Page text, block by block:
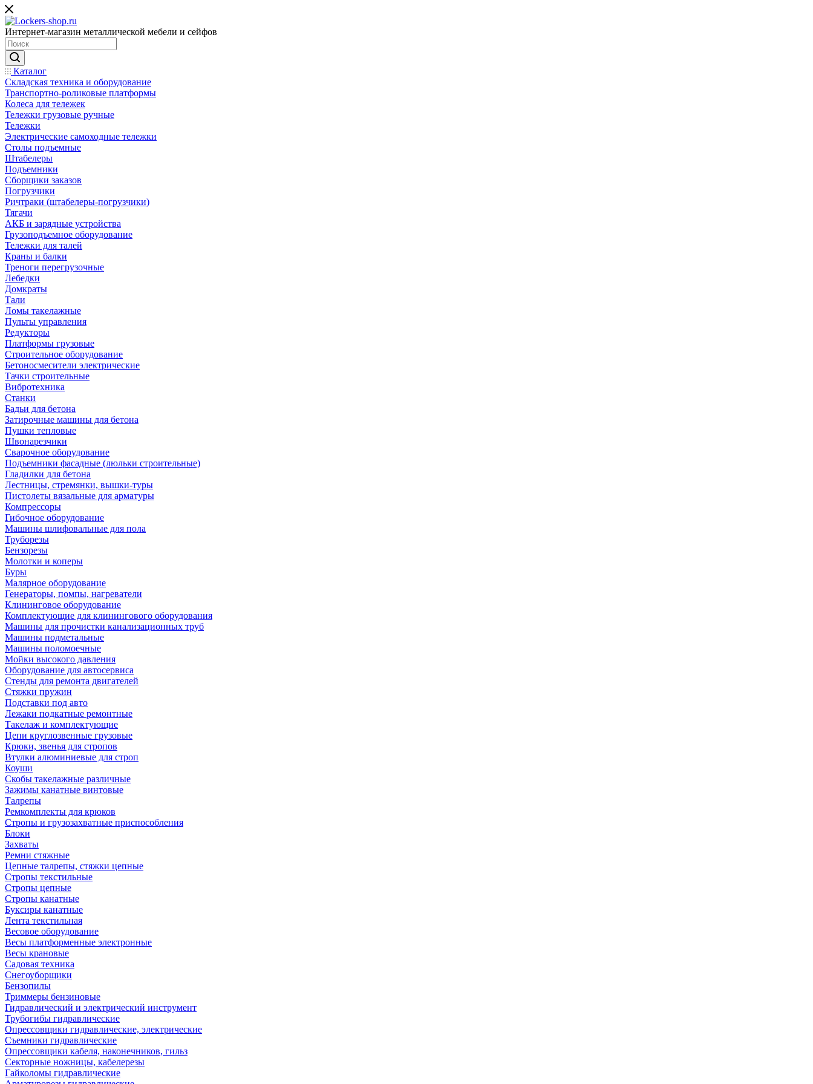
Интернет-магазин металлической мебели и сейфов
Каталог
Складская техника и оборудование
Транспортно-роликовые платформы
Колеса для тележек
Тележки грузовые ручные
Тележки
Электрические самоходные тележки
Столы подъемные
Штабелеры
Подъемники
Сборщики заказов
Погрузчики
Ричтраки (штабелеры-погрузчики)
Тягачи
АКБ и зарядные устройства
Грузоподъемное оборудование
Тележки для талей
Краны и балки
Треноги перегрузочные
Лебедки
Домкраты
Тали
Ломы такелажные
Пульты управления
Редукторы
Платформы грузовые
Строительное оборудование
Бетоносмесители электрические
Тачки строительные
Вибротехника
Станки
Бадьи для бетона
Затирочные машины для бетона
Пушки тепловые
Швонарезчики
Сварочное оборудование
Подъемники фасадные (люльки строительные)
Гладилки для бетона
Лестницы, стремянки, вышки-туры
Пистолеты вязальные для арматуры
Компрессоры
Гибочное оборудование
Машины шлифовальные для пола
Труборезы
Бензорезы
Молотки и коперы
Буры
Малярное оборудование
Генераторы, помпы, нагреватели
Клининговое оборудование
Комплектующие для клинингового оборудования
Машины для прочистки канализационных труб
Машины подметальные
Машины поломоечные
Мойки высокого давления
Оборудование для автосервиса
Стенды для ремонта двигателей
Стяжки пружин
Подставки под авто
Лежаки подкатные ремонтные
Такелаж и комплектующие
Цепи круглозвенные грузовые
Крюки, звенья для стропов
Втулки алюминиевые для строп
Коуши
Скобы такелажные различные
Зажимы канатные винтовые
Талрепы
Ремкомплекты для крюков
Стропы и грузозахватные приспособления
Блоки
Захваты
Ремни стяжные
Цепные талрепы, стяжки цепные
Стропы текстильные
Стропы цепные
Стропы канатные
Буксиры канатные
Лента текстильная
Весовое оборудование
Весы платформенные электронные
Весы крановые
Садовая техника
Снегоуборщики
Бензопилы
Триммеры бензиновые
Гидравлический и электрический инструмент
Трубогибы гидравлические
Опрессовщики гидравлические, электрические
Съемники гидравлические
Опрессовщики кабеля, наконечников, гильз
Секторные ножницы, кабелерезы
Гайколомы гидравлические